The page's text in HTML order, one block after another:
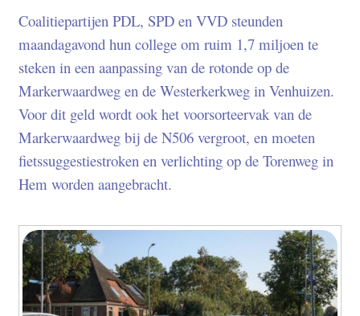
Coalitiepartijen PDL, SPD en VVD steunden
maandagavond hun college om ruim 1,7 miljoen te
steken in een aanpassing van de rotonde op de
Markerwaardweg en de Westerkerkweg in Venhuizen.
Voor dit geld wordt ook het voorsorteervak van de
Markerwaardweg bij de N506 vergroot, en moeten
fietssuggestiestroken en verlichting op de Torenweg in
Hem worden aangebracht.